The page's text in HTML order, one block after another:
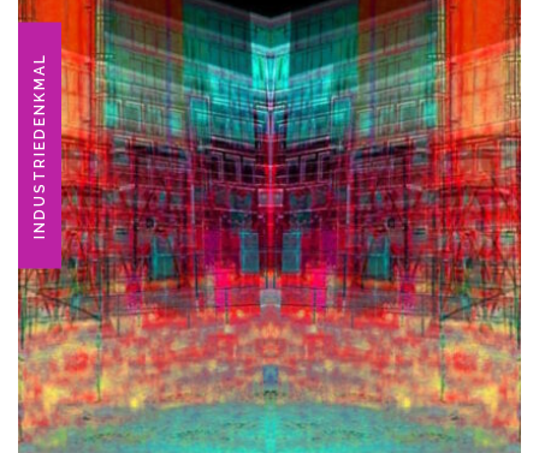
INDUSTRIEDENKMAL